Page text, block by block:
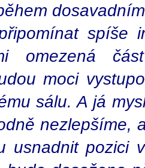
spíše
omezená
moci
sálu. A já
nezlepšíme,
usnadnit pozici